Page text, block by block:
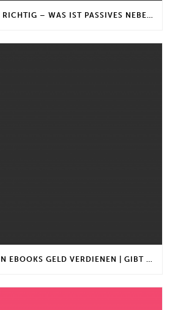
GELD VERDIENEN RICHTIG – WAS IST PASSIVES NEBENEINKOMMEN?
MIT KOSTENLOSEN EBOOKS GELD VERDIENEN | GIBT ES EINEN MAXIMALEN ANLAGEBETRAG?